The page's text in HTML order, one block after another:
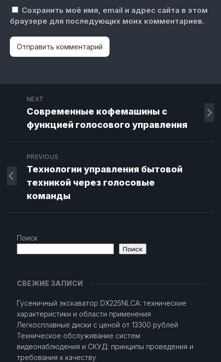
Сохранить моё имя, email и адрес сайта в этом
браузере для последующих моих комментариев.
NEXT
Современные кофемашины с
функцией голосового управления
PREVIOUS
Технологии управления бытовой
техникой через голосовые
команды
Поиск
Поиск
СВЕЖИЕ ЗАПИСИ
Гусеничный экскаватор DX225NLCA: технические
характеристики и области применения
Легкосплавные диски с ценой от 13300 рублей
Техническое обслуживание систем
видеонаблюдения и СКУД: принципы проведения и
требования к качеству